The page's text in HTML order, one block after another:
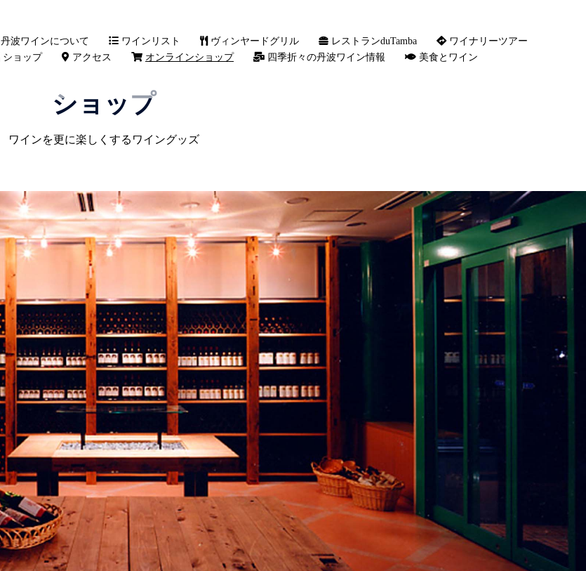
丹波ワインについて ワインリスト ヴィンヤードグリル レストランduTamba
ワイナリーツアー
ショップ
アクセス オンラインショップ 四季折々の丹波ワイン情報 美食とワイン
ショップ
ワインを更に楽しくするワイングッズ